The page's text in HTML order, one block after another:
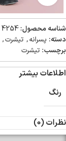
شناسه محصول:4254
دسته: پسرانه, تیشرت,
برچسب: تیشرت
اطلاعات بیشتر
رنگ
نظرات (0)